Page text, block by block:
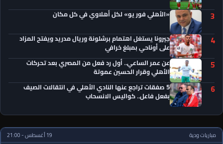
3 «الأهلي فور يو» لكل أهلاوي في كل مكان
4 جيرونا يستغل اهتمام برشلونة وريال مدريد ويفتح المزاد
على أوناحي بمبلغ خرافي
5 عن عمر الساعي.. أول رد فعل من المصري بعد تحركات
الأهلي وقرار الحسين عموتة
6 5 صفقات تراجع عنها النادي الأهلي في انتقالات الصيف
بفعل فاعل.. كواليس الانسحاب
مباريات ودية 19 أغسطس - 21:00